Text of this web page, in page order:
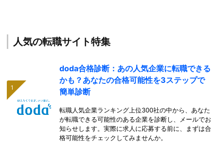
人気の転職サイト特集
doda合格診断：あの人気企業に転職できる
かも？あなたの合格可能性を3ステップで
簡単診断
転職人気企業ランキング上位300社の中から、あなた
が転職できる可能性のある企業を診断し、メールでお
知らせします。実際に求人に応募する前に、まずは合
格可能性をチェックしてみませんか。